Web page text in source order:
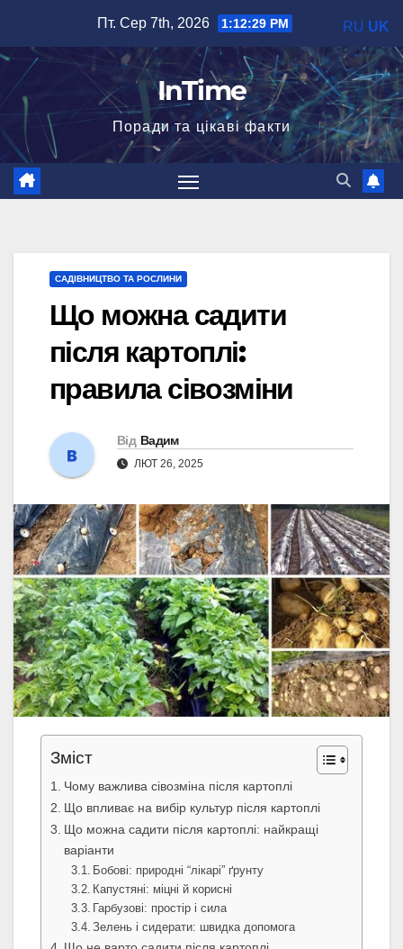
вмісту
Пт. Сер 7th, 2026 1:12:30 PM
InTime
Поради та цікаві факти
САДІВНИЦТВО ТА РОСЛИНИ
Що можна садити
після картоплі:
правила сівозміни
Від Вадим
ЛЮТ 26, 2025
Зміст
Чому важлива сівозміна після картоплі
Що впливає на вибір культур після картоплі
Що можна садити після картоплі: найкращі
варіанти
Бобові: природні “лікарі” ґрунту
Капустяні: міцні й корисні
Гарбузові: простір і сила
Зелень і сидерати: швидка допомога
RU UK